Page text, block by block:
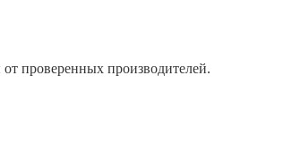
проверенных производителей.